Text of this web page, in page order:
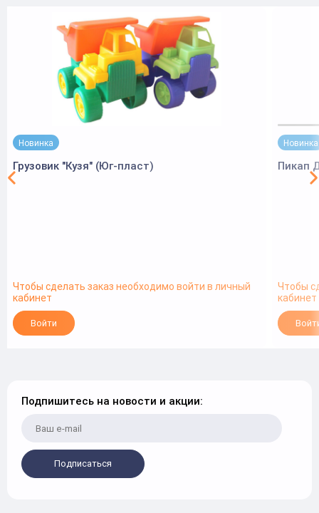
Новинка
Грузовик "Кузя" (Юг-пласт)
Чтобы сделать заказ необходимо войти в личный
кабинет
Войти
Новинка
Пикап
Чтобы
кабинет
Подпишитесь на новости и акции:
Подписаться